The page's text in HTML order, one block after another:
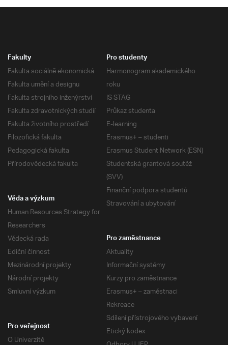
Fakulty
Fakulta sociálně ekonomická
Fakulta umění a designu
Fakulta strojního inženýrství
Fakulta zdravotnických studií
Fakulta životního prostředí
Filozofická fakulta
Pedagogická fakulta
Přírodovědecká fakulta
Pro studenty
Harmonogram akademického
roku
IS STAG
Průkaz studenta
E-learning
Erasmus+ – studenti
Erasmus Student Network (ESN)
Studentská grantová soutěž
(SVV)
Finanční podpora studentů
Stravování a ubytování
Věda a výzkum
Human Resources Strategy for
Researchers
Vědecká rada
Ediční činnost
Mezinárodní projekty
Národní projekty
Smluvní výzkum
Pro zaměstnance
Aktuality
Informační systémy
Kurzy pro zaměstnance
Erasmus+ – zaměstnaci
Rekreace
Sdílení přístrojového vybavení
Etický kodex
Pro veřejnost
O Univerzitě